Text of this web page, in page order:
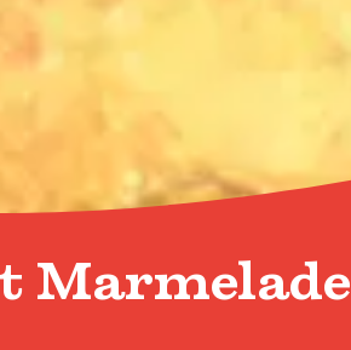
Marmelade